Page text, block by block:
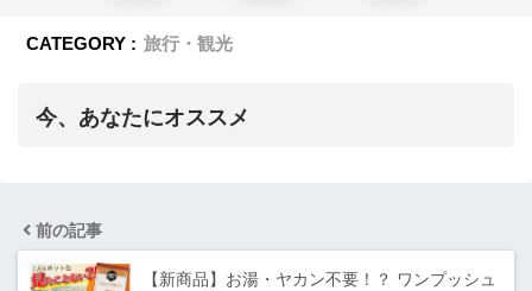
CATEGORY : 旅行・観光
今、あなたにオススメ
前の記事
【新商品】お湯・ヤカン不要！？ ワンプッシュ